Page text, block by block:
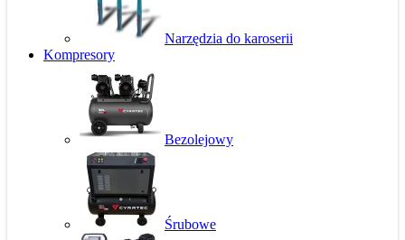
Narzędzia do karoserii
Kompresory
Bezolejowy
Śrubowe